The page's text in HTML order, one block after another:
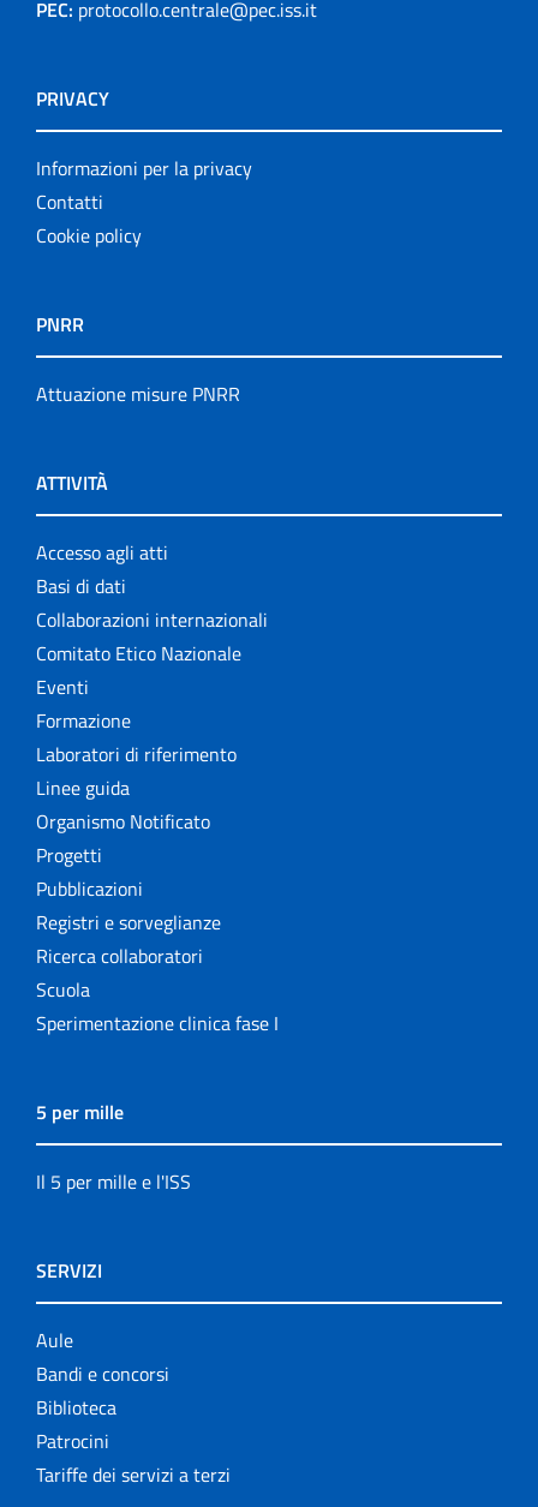
PEC: protocollo.centrale@pec.iss.it
PRIVACY
Informazioni per la privacy
Contatti
Cookie policy
PNRR
Attuazione misure PNRR
ATTIVITÀ
Accesso agli atti
Basi di dati
Collaborazioni internazionali
Comitato Etico Nazionale
Eventi
Formazione
Laboratori di riferimento
Linee guida
Organismo Notificato
Progetti
Pubblicazioni
Registri e sorveglianze
Ricerca collaboratori
Scuola
Sperimentazione clinica fase I
5 per mille
Il 5 per mille e l'ISS
SERVIZI
Aule
Bandi e concorsi
Biblioteca
Patrocini
Tariffe dei servizi a terzi